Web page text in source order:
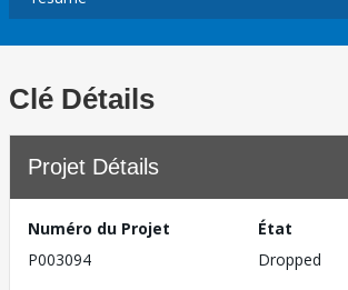
Clé Détails
Projet Détails
Numéro du Projet
P003094
État
Dropped